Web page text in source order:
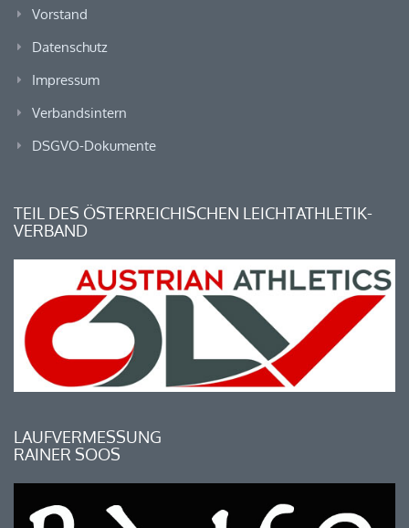
Vorstand
Datenschutz
Impressum
Verbandsintern
DSGVO-Dokumente
TEIL DES ÖSTERREICHISCHEN LEICHTATHLETIK-
VERBAND
LAUFVERMESSUNG
RAINER SOOS